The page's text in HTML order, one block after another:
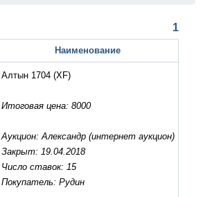
1
Наименование
Алтын 1704(XF)
Итоговая цена: 8000
Аукцион: Александр (интернет аукцион)
Закрыт: 19.04.2018
Число ставок: 15
Покупатель: Рудин